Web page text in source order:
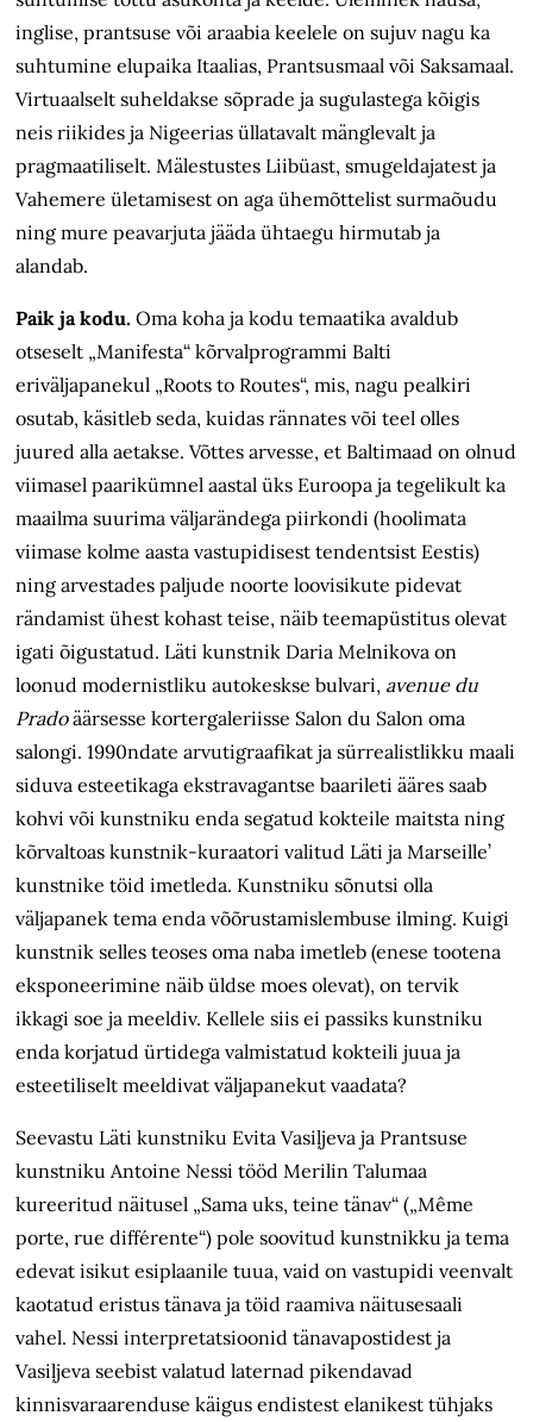
inglise, prantsuse või araabia keelele on sujuv nagu ka
suhtumine elupaika Itaalias, Prantsusmaal või Saksamaal.
Virtuaalselt suheldakse sõprade ja sugulastega kõigis
neis riikides ja Nigeerias üllatavalt mänglevalt ja
pragmaatiliselt. Mälestustes Liibüast, smugeldajatest ja
Vahemere ületamisest on aga ühemõttelist surmaõudu
ning mure peavarjuta jääda ühtaegu hirmutab ja
alandab.
Paik ja kodu. Oma koha ja kodu temaatika avaldub
otseselt „Manifesta“ kõrvalprogrammi Balti
eriväljapanekul „Roots to Routes“, mis, nagu pealkiri
osutab, käsitleb seda, kuidas rännates või teel olles
juured alla aetakse. Võttes arvesse, et Baltimaad on olnud
viimasel paarikümnel aastal üks Euroopa ja tegelikult ka
maailma suurima väljarändega piirkondi (hoolimata
viimase kolme aasta vastupidisest tendentsist Eestis)
ning arvestades paljude noorte loovisikute pidevat
rändamist ühest kohast teise, näib teemapüstitus olevat
igati õigustatud. Läti kunstnik Daria Melnikova on
loonud modernistliku autokeskse bulvari, avenue du
Pradoäärsesse kortergaleriisse Salon du Salon oma
salongi. 1990ndate arvutigraafikat ja sürrealistlikku maali
siduva esteetikaga ekstravagantse baarileti ääres saab
kohvi või kunstniku enda segatud kokteile maitsta ning
kõrvaltoas kunstnik-kuraatori valitud Läti ja Marseille’
kunstnike töid imetleda. Kunstniku sõnutsi olla
väljapanek tema enda võõrustamislembuse ilming. Kuigi
kunstnik selles teoses oma naba imetleb (enese tootena
eksponeerimine näib üldse moes olevat), on tervik
ikkagi soe ja meeldiv. Kellele siis ei passiks kunstniku
enda korjatud ürtidega valmistatud kokteili juua ja
esteetiliselt meeldivat väljapanekut vaadata?
Seevastu Läti kunstniku Evita Vasiļjeva ja Prantsuse
kunstniku Antoine Nessi tööd Merilin Talumaa
kureeritud näitusel „Sama uks, teine tänav“ („Même
porte, rue différente“) pole soovitud kunstnikku ja tema
edevat isikut esiplaanile tuua, vaid on vastupidi veenvalt
kaotatud eristus tänava ja töid raamiva näitusesaali
vahel. Nessi interpretatsioonid tänavapostidest ja
Vasiļjeva seebist valatud laternad pikendavad
kinnisvara­arenduse käigus endistest elanikest tühjaks